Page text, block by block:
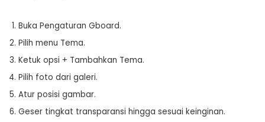
Buka Pengaturan Gboard.
Pilih menu Tema.
Ketuk opsi + Tambahkan Tema.
Pilih foto dari galeri.
Atur posisi gambar.
Geser tingkat transparansi hingga sesuai keinginan.